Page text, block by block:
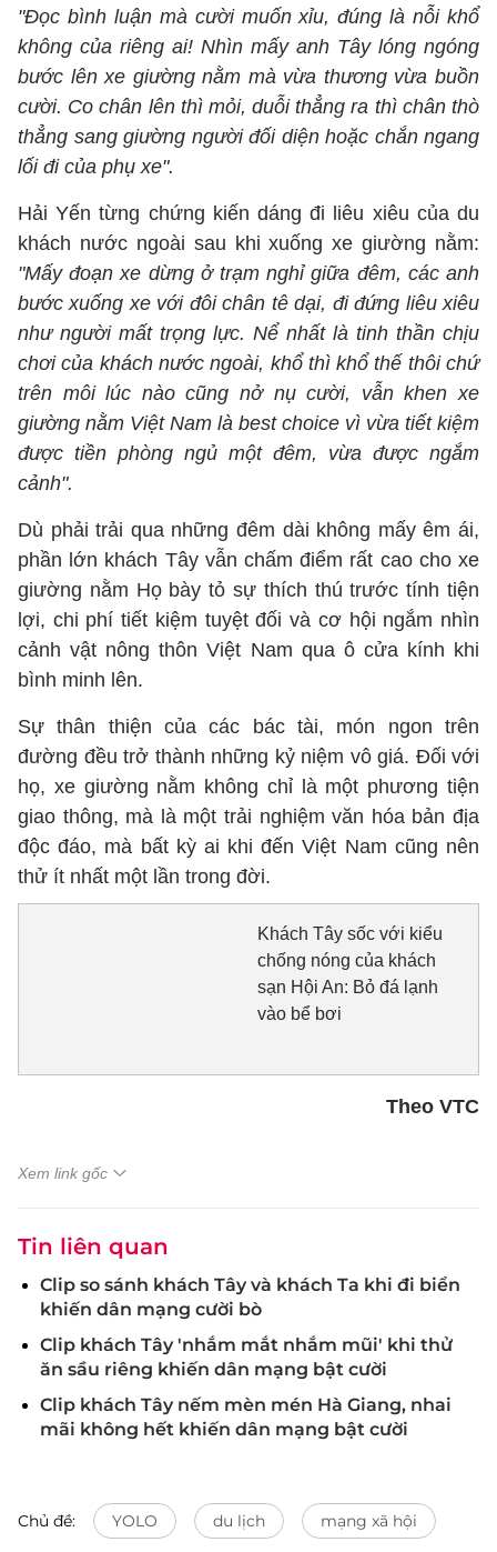
"Đọc bình luận mà cười muốn xỉu, đúng là nỗi khổ
không của riêng ai! Nhìn mấy anh Tây lóng ngóng
bước lên xe giường nằm mà vừa thương vừa buồn
cười. Co chân lên thì mỏi, duỗi thẳng ra thì chân thò
thẳng sang giường người đối diện hoặc chắn ngang
lối đi của phụ xe".
Hải Yến từng chứng kiến dáng đi liêu xiêu của du
khách nước ngoài sau khi xuống xe giường nằm:
"Mấy đoạn xe dừng ở trạm nghỉ giữa đêm, các anh
bước xuống xe với đôi chân tê dại, đi đứng liêu xiêu
như người mất trọng lực. Nể nhất là tinh thần chịu
chơi của khách nước ngoài, khổ thì khổ thế thôi chứ
trên môi lúc nào cũng nở nụ cười, vẫn khen xe
giường nằm Việt Nam là best choice vì vừa tiết kiệm
được tiền phòng ngủ một đêm, vừa được ngắm
cảnh".
Dù phải trải qua những đêm dài không mấy êm ái,
phần lớn khách Tây vẫn chấm điểm rất cao cho xe
giường nằm Họ bày tỏ sự thích thú trước tính tiện
lợi, chi phí tiết kiệm tuyệt đối và cơ hội ngắm nhìn
cảnh vật nông thôn Việt Nam qua ô cửa kính khi
bình minh lên.
Sự thân thiện của các bác tài, món ngon trên
đường đều trở thành những kỷ niệm vô giá. Đối với
họ, xe giường nằm không chỉ là một phương tiện
giao thông, mà là một trải nghiệm văn hóa bản địa
độc đáo, mà bất kỳ ai khi đến Việt Nam cũng nên
thử ít nhất một lần trong đời.
Khách Tây sốc với kiểu
chống nóng của khách
sạn Hội An: Bỏ đá lạnh
vào bể bơi
Theo VTC
Xem link gốc
Tin liên quan
Clip so sánh khách Tây và khách Ta khi đi biển
khiến dân mạng cười bò
Clip khách Tây 'nhắm mắt nhắm mũi' khi thử
ăn sầu riêng khiến dân mạng bật cười
Clip khách Tây nếm mèn mén Hà Giang, nhai
mãi không hết khiến dân mạng bật cười
Chủ đề: YOLO du lịch mạng xã hội